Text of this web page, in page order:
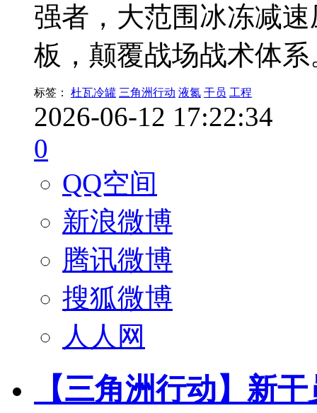
强者，大范围冰冻减
板，颠覆战场战术体
标签： 杜瓦冷罐 三角洲行动 液氮 干员 工程
2026-06-12 17:22:34
0
QQ空间
新浪微博
腾讯微博
搜狐微博
人人网
【三角洲行动】新